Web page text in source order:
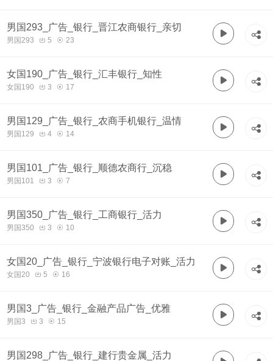
男国293_广告_银行_晋江农商银行_亲切
男国293 5 23
女国190_广告_银行_汇丰银行_知性
女国190 3 17
男国129_广告_银行_农商手机银行_温情
男国129 4 14
男国101_广告_银行_顺德农商行_沉稳
男国101 3 7
男国350_广告_银行_工商银行_活力
男国350 3 10
女国20_广告_银行_宁波银行电子对账_活力
女国20 5 16
男国3_广告_银行_金融产品广告_优雅
男国3 3 15
男国298_广告_银行_建行贵金属_活力